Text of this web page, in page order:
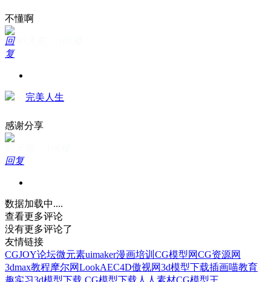
不懂啊
回
复
完美人生
感谢分享
回复
数据加载中....
查看更多评论
没有更多评论了
友情链接
CGJOY论坛微元素uimaker漫画培训 CG模型网CG资源网
3dmax教程摩尔网LookAEC4D傲视网3d模型下载插画喵教育
趣实习3d模型下载 CG模型下载 人人素材CG模型王